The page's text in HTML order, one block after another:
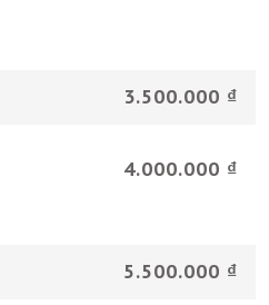
3.500.000 ₫
4.000.000 ₫
5.500.000 ₫